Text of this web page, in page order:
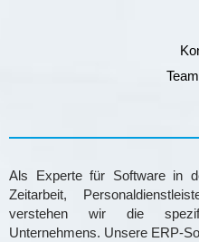
Als Experte für Software in
Zeitarbeit,
verstehen wir die
Unternehmens. Unsere ERP-